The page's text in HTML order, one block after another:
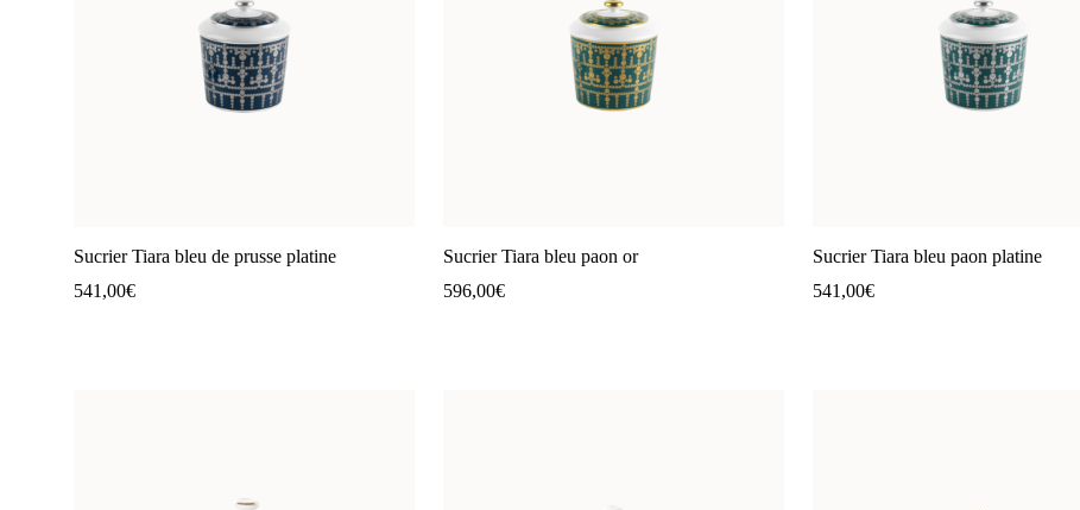
Sucrier Tiara bleu de prusse platine
541,00€
Sucrier Tiara bleu paon or
596,00€
Sucrier Tiara bleu paon platine
541,00€